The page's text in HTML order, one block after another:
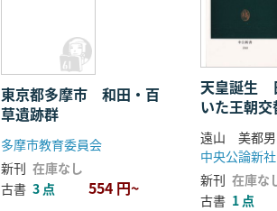
東京都多摩市 和田・百
草遺跡群
多摩市教育委員会
新刊 在庫なし
古書 3 点 554 円~
天皇誕生
いた王朝
遠山 美都男
中央公論新社
新刊 在庫な
古書 1 点